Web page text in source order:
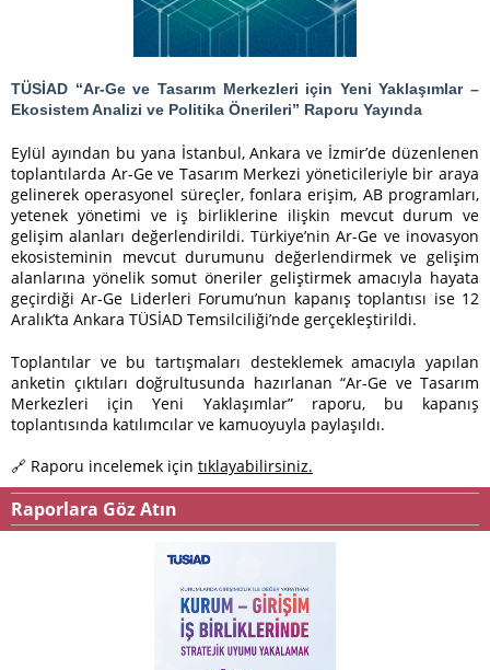
TÜSİAD “Ar-Ge ve Tasarım Merkezleri için Yeni Yaklaşımlar –
Ekosistem Analizi ve Politika Önerileri” Raporu Yayında
Eylül ayından bu yana İstanbul, Ankara ve İzmir’de düzenlenen
toplantılarda Ar-Ge ve Tasarım Merkezi yöneticileriyle bir araya
gelinerek operasyonel süreçler, fonlara erişim, AB programları,
yetenek yönetimi ve iş birliklerine ilişkin mevcut durum ve
gelişim alanları değerlendirildi. Türkiye’nin Ar-Ge ve inovasyon
ekosisteminin mevcut durumunu değerlendirmek ve gelişim
alanlarına yönelik somut öneriler geliştirmek amacıyla hayata
geçirdiği Ar-Ge Liderleri Forumu’nun kapanış toplantısı ise 12
Aralık’ta Ankara TÜSİAD Temsilciliği’nde gerçekleştirildi.
Toplantılar ve bu tartışmaları desteklemek amacıyla yapılan
anketin çıktıları doğrultusunda hazırlanan “Ar-Ge ve Tasarım
Merkezleri için Yeni Yaklaşımlar” raporu, bu kapanış
toplantısında katılımcılar ve kamuoyuyla paylaşıldı.
🔗 Raporu incelemek için tıklayabilirsiniz.
Raporlara Göz Atın